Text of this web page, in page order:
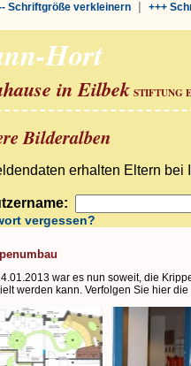
Schriftgröße verkleinern| +++
Hort
in Eilbek STIFTUNG
Bilderalben
erhalten Eltern bei
vergessen?
war es nun soweit, die
werden kann. Verfolgen Sie hier